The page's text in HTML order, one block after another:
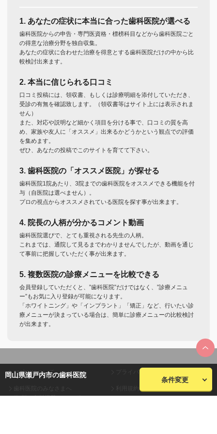
岡山県瀬戸内市の歯科医院
条件変更
1. あなたの症状に本当に合った歯科医院が選べる
歯科医院からの申告・専門医資格・標榜科目などから歯科医院ごと
の得意な治療分野を独自収集。
あなたの症状に合わせた治療を得意とする歯科医院だけの中から比
較検討出来ます。
2. 本当に信じられる口コミ
口コミ投稿には、領収書、もしくは診療明細を添付していただき、
受診の有無を確認致します。（領収書等はサイト上には表示されま
せん）
また、対応や説明など細かく項目を分ける事で、口コミの質を高
め、家族や友人に「オススメ」出来るかどうかという観点での評価
を集めます。
ぜひ、あなたの投稿でこのサイトを育てて下さい。
3. 歯科医院の「オススメ医院」が探せる
歯科医院1院あたり、3院までの歯科医院をオススメできる機能を付
与（自医院は選べません）。
プロの視点からオススメされている医院を探す事が出来ます。
4. 院長の人柄が分かるコメント動画
歯科医院選びで、とても重視される先生の人柄。
これまでは、通院して見るまでわかりませんでしたが、動画を通じ
て事前に把握していただく事が出来ます。
5. 複数医院の診療メニューを比較できる
会員登録していただくと、”歯科医院”だけではなく、”診療メニュ
ー”もお気に入り登録が可能になります。
「ホワイトニング」や「インプラント」「矯正」など、行いたい診
療メニューが決まっている場合は、簡単に診療メニューの比較検討
が出来ます。
seekerについて
歯科医院のみなさまへ
(無料・有料掲載について)
プライバシーポリシー